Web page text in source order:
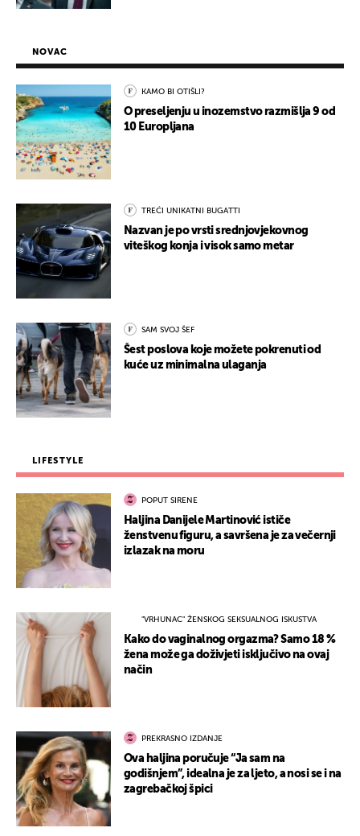
NOVAC
KAMO BI OTIŠLI?
O preseljenju u inozemstvo razmišlja 9 od
10 Europljana
TREĆI UNIKATNI BUGATTI
Nazvan je po vrsti srednjovjekovnog
viteškog konja i visok samo metar
SAM SVOJ ŠEF
Šest poslova koje možete pokrenuti od
kuće uz minimalna ulaganja
LIFESTYLE
POPUT SIRENE
Haljina Danijele Martinović ističe
ženstvenu figuru, a savršena je za večernji
izlazak na moru
"VRHUNAC" ŽENSKOG SEKSUALNOG ISKUSTVA
Kako do vaginalnog orgazma? Samo 18 %
žena može ga doživjeti isključivo na ovaj
način
PREKRASNO IZDANJE
Ova haljina poručuje “Ja sam na
godišnjem”, idealna je za ljeto, a nosi se i na
zagrebačkoj špici